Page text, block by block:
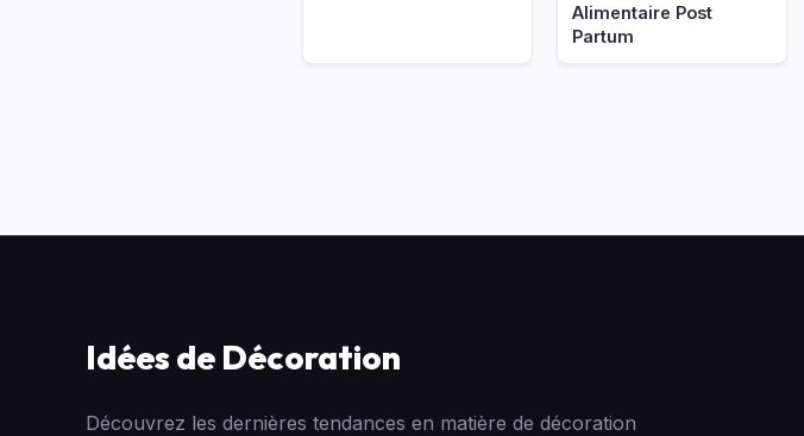
Alimentaire Post
Partum
Idées de Décoration
Découvrez les dernières tendances en matière de décoration